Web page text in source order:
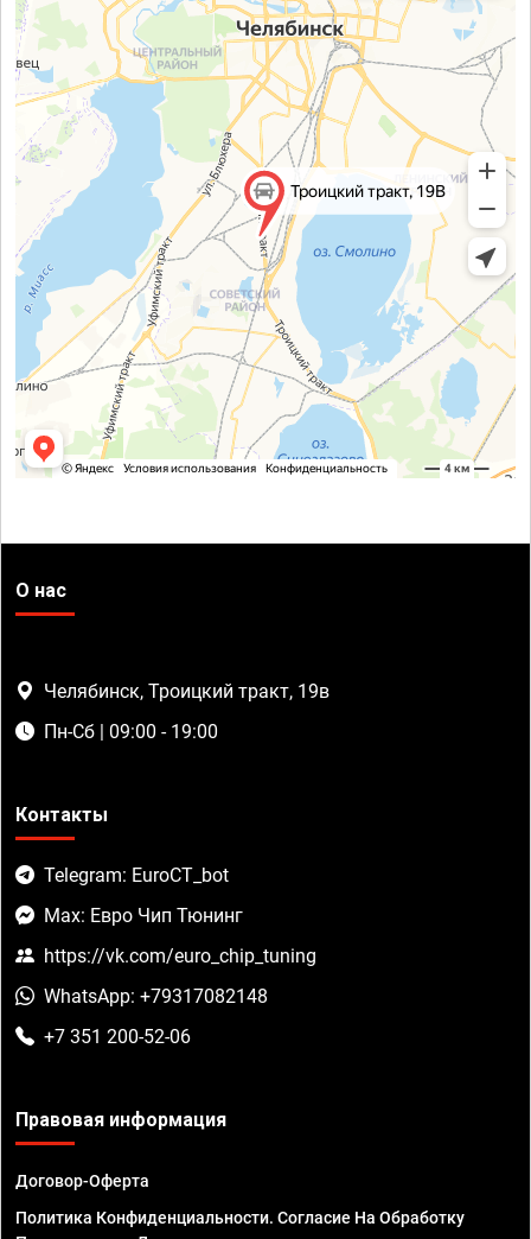
О нас
Челябинск, Троицкий тракт, 19в
Пн-Сб | 09:00 - 19:00
Контакты
Telegram: EuroCT_bot
Max: Евро Чип Тюнинг
https://vk.com/euro_chip_tuning
WhatsApp: +79317082148
+7 351 200-52-06
Правовая информация
Договор-Оферта
Политика Конфиденциальности. Согласие На Обработку